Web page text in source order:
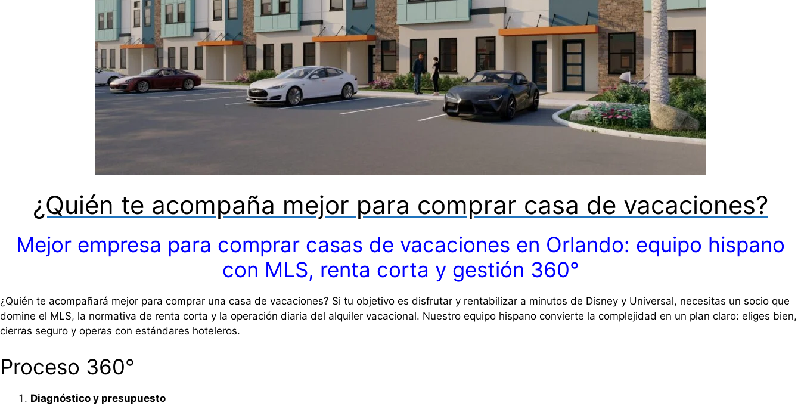
¿Quién te acompaña mejor para comprar casa de vacaciones?
Mejor empresa para comprar casas de vacaciones en Orlando: equipo hispano
con MLS, renta corta y gestión 360°
¿Quién te acompañará mejor para comprar una casa de vacaciones? Si tu objetivo es disfrutar y rentabilizar a minutos de Disney y Universal, necesitas un socio que
domine el MLS, la normativa de renta corta y la operación diaria del alquiler vacacional. Nuestro equipo hispano convierte la complejidad en un plan claro: eliges bien,
cierras seguro y operas con estándares hoteleros.
Proceso 360°
Diagnóstico y presupuesto